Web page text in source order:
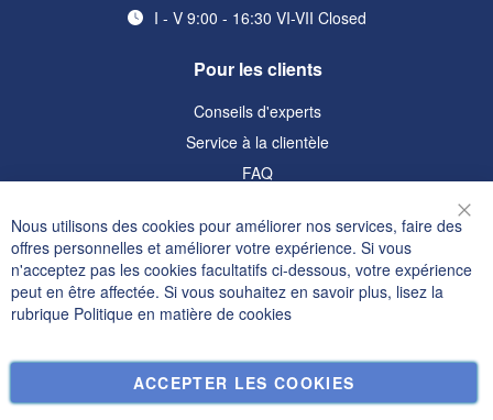
I - V 9:00 - 16:30 VI-VII Closed
Pour les clients
Conseils d'experts
Service à la clientèle
FAQ
Informations
Politique de confidentialité et cookies
Termes de recherche
Commandes et retours
Nous contacter
Nous utilisons des cookies pour améliorer nos services, faire des
offres personnelles et améliorer votre expérience. Si vous
n'acceptez pas les cookies facultatifs ci-dessous, votre expérience
peut en être affectée. Si vous souhaitez en savoir plus, lisez la
rubrique Politique en matière de cookies
ACCEPTER LES COOKIES